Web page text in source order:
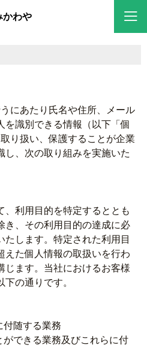
かわや
にあたり氏名や住所、メール
を識別できる情報（以下「個
り扱い、保護することが企業
し、次の取り組みを実施いた
、利用目的を特定するととも
き、その利用目的の達成に必
します。特定された利用目
えた個人情報の取扱いを行わ
じます。当社におけるお客様
の通りです。
随する業務
できる業務及びこれらに付